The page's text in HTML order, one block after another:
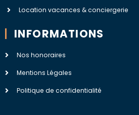
Location vacances & conciergerie
INFORMATIONS
Nos honoraires
Mentions Légales
Politique de confidentialité